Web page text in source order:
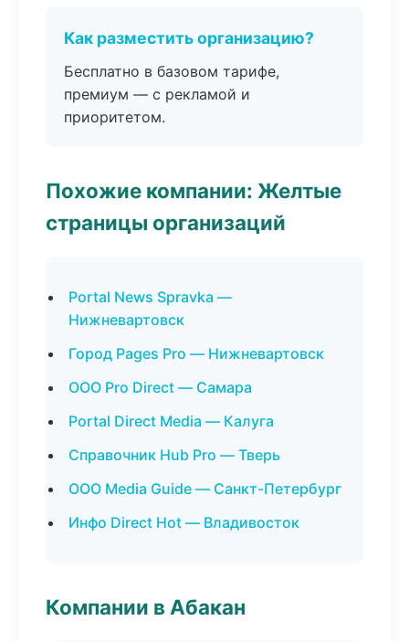
Как разместить организацию?
Бесплатно в базовом тарифе,
премиум — с рекламой и
приоритетом.
Похожие компании: Желтые
страницы организаций
Portal News Spravka —
Нижневартовск
Город Pages Pro — Нижневартовск
ООО Pro Direct — Самара
Portal Direct Media — Калуга
Справочник Hub Pro — Тверь
ООО Media Guide — Санкт-Петербург
Инфо Direct Hot — Владивосток
Компании в Абакан